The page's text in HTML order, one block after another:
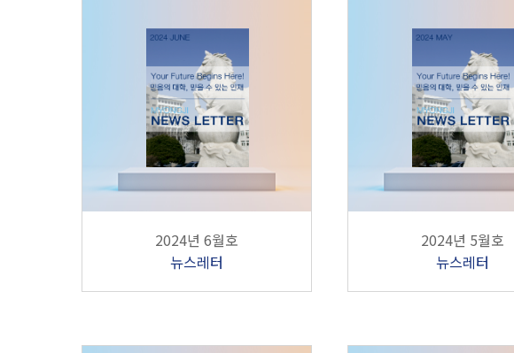
2024년 6월호
뉴스레터
2024년 5월호
뉴스레터